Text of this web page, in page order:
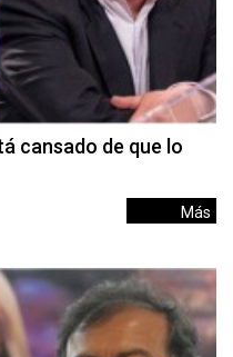
cansado de que lo
Más